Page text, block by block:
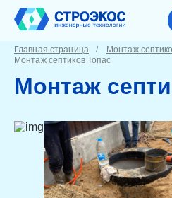
Главная страница
Монтаж
Монтаж септиков Топас
Монтаж